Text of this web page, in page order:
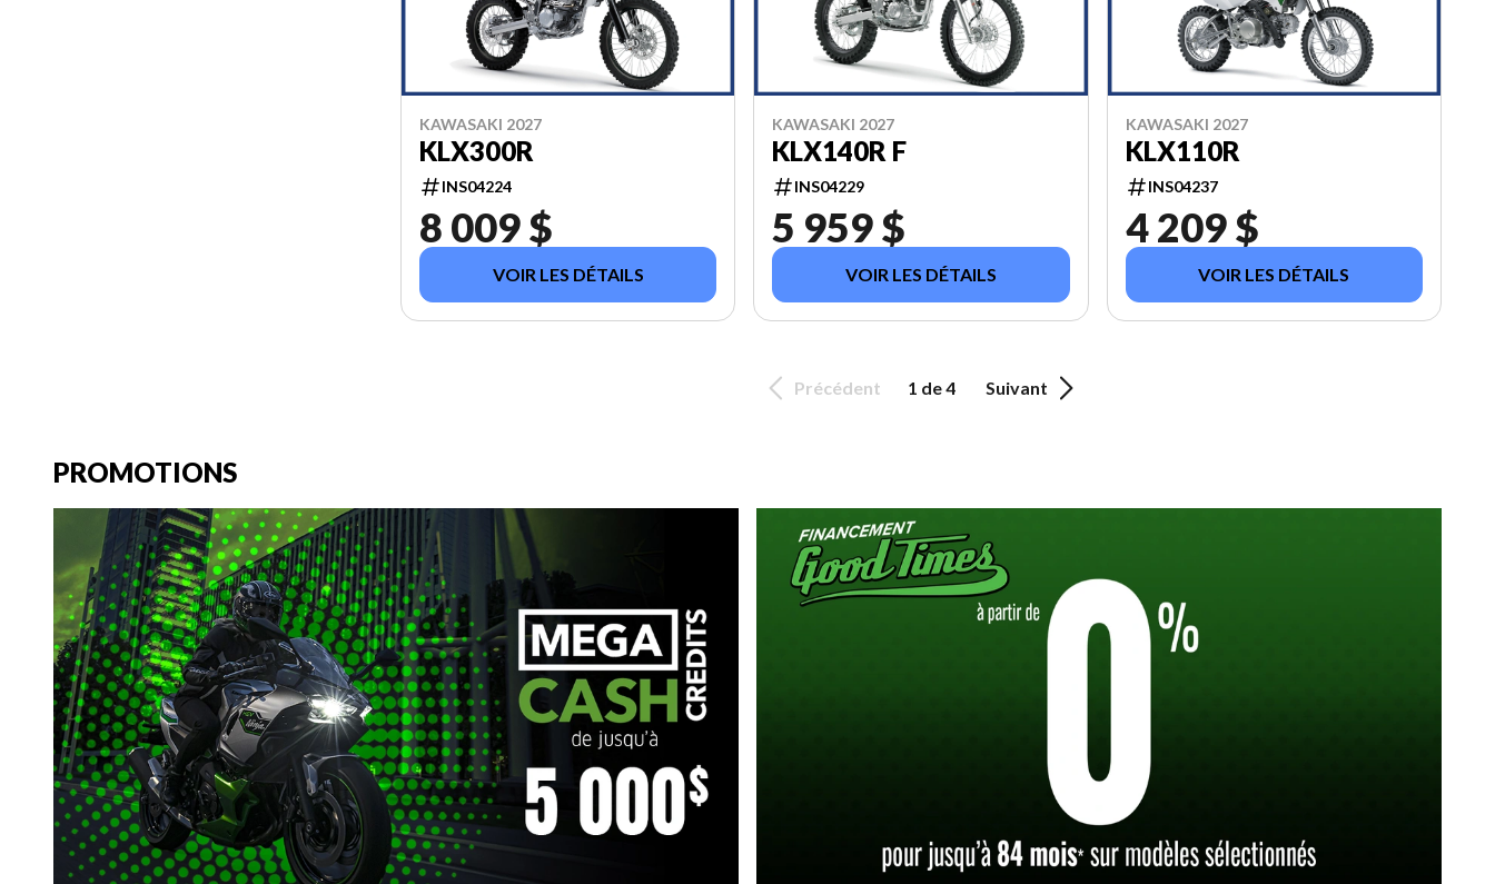
KAWASAKI 2027
KLX300R
INS04224
8 009 $
VOIR LES DÉTAILS
KAWASAKI 2027
KLX140R F
INS04229
5 959 $
VOIR LES DÉTAILS
KAWASAKI 2027
KLX110R
INS04237
4 209 $
VOIR LES DÉTAILS
Précédent 1 de 4 Suivant
PROMOTIONS